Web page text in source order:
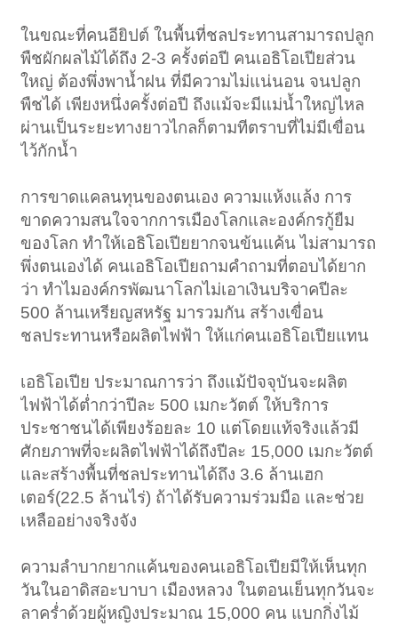
ในขณะที่คนอียิปต์ ในพื้นที่ชลประทานสามารถปลูก
พืชผักผลไม้ได้ถึง 2-3 ครั้งต่อปี คนเอธิโอเปียส่วน
ใหญ่ ต้องพึ่งพาน้ำฝน ที่มีความไม่แน่นอน จนปลูก
พืชได้ เพียงหนึ่งครั้งต่อปี ถึงแม้จะมีแม่น้ำใหญ่ไหล
ผ่านเป็นระยะทางยาวไกลก็ตามทีตราบที่ไม่มีเขื่อน
ไว้กักน้ำ
การขาดแคลนทุนของตนเอง ความแห้งแล้ง การ
ขาดความสนใจจากการเมืองโลกและองค์กรกู้ยืม
ของโลก ทำให้เอธิโอเปียยากจนข้นแค้น ไม่สามารถ
พึ่งตนเองได้ คนเอธิโอเปียถามคำถามที่ตอบได้ยาก
ว่า ทำไมองค์กรพัฒนาโลกไม่เอาเงินบริจาคปีละ
500 ล้านเหรียญสหรัฐ มารวมกัน สร้างเขื่อน
ชลประทานหรือผลิตไฟฟ้า ให้แก่คนเอธิโอเปียแทน
เอธิโอเปีย ประมาณการว่า ถึงแม้ปัจจุบันจะผลิต
ไฟฟ้าได้ต่ำกว่าปีละ 500 เมกะวัตต์ ให้บริการ
ประชาชนได้เพียงร้อยละ 10 แต่โดยแท้จริงแล้วมี
ศักยภาพที่จะผลิตไฟฟ้าได้ถึงปีละ 15,000 เมกะวัตต์
และสร้างพื้นที่ชลประทานได้ถึง 3.6 ล้านเฮก
เตอร์(22.5 ล้านไร่) ถ้าได้รับความร่วมมือ และช่วย
เหลืออย่างจริงจัง
ความลำบากยากแค้นของคนเอธิโอเปียมีให้เห็นทุก
วันในอาดิสอะบาบา เมืองหลวง ในตอนเย็นทุกวันจะ
ลาคร่ำด้วยผู้หญิงประมาณ 15,000 คน แบกกิ่งไม้